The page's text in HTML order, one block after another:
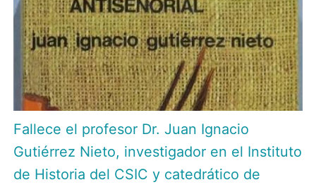
Fallece el profesor Dr. Juan Ignacio
Gutiérrez Nieto, investigador en el Instituto
de Historia del CSIC y catedrático de